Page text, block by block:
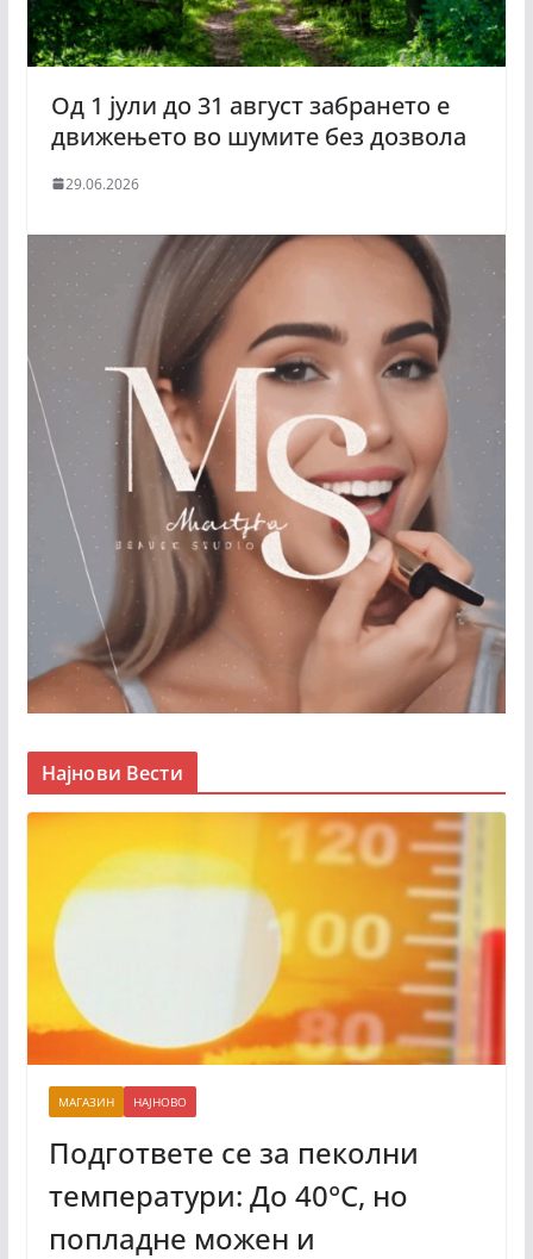
Од 1 јули до 31 август забранeтo е
движењето во шумите без дозвола
29.06.2026
Најнови Вести
МАГАЗИН НАЈНОВО
Подгответе се за пеколни
температури: До 40°C, но
попладне можен и